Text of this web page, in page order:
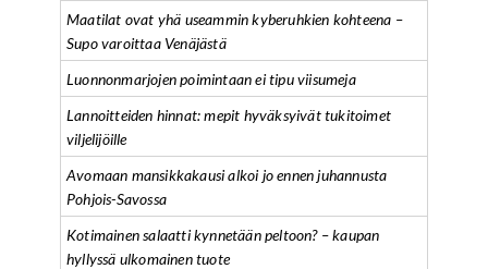
Maatilat ovat yhä useammin kyberuhkien kohteena –
Supo varoittaa Venäjästä
Luonnonmarjojen poimintaan ei tipu viisumeja
Lannoitteiden hinnat: mepit hyväksyivät tukitoimet
viljelijöille
Avomaan mansikkakausi alkoi jo ennen juhannusta
Pohjois-Savossa
Kotimainen salaatti kynnetään peltoon? – kaupan
hyllyssä ulkomainen tuote